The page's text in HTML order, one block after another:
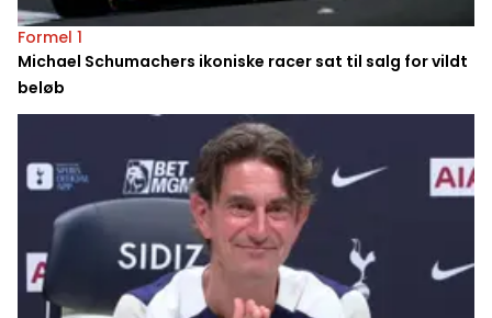
Formel 1
Michael Schumachers ikoniske racer sat til salg for vildt
beløb